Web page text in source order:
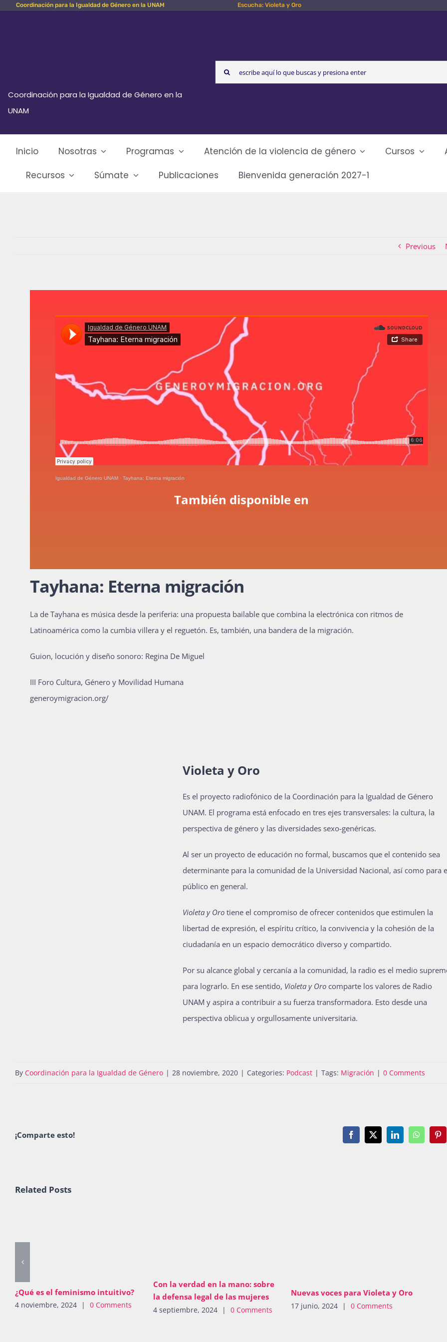
Skip Coordinación para la Igualdad de Género en la UNAM Escucha: Violeta y Oro
Coordinación para la Igualdad de Género en la
UNAM
Search
for:
Inicio Nosotras Programas Atención de la violencia de género Cursos
Recursos
Súmate Publicaciones Bienvenida generación 2027-1
Previous
Igualdad de Género UNAM· Tayhana: Eterna migración
También disponible en
Tayhana: Eterna migración
La de Tayhana es música desde la periferia: una propuesta bailable que combina la electrónica con ritmos de
Latinoamérica como la cumbia villera y el reguetón. Es, también, una bandera de la migración.
Guion, locución y diseño sonoro: Regina De Miguel
III Foro Cultura, Género y Movilidad Humana
generoymigracion.org/
Violeta y Oro
Es el proyecto radiofónico de la Coordinación para la Igualdad de Género
UNAM. El programa está enfocado en tres ejes transversales: la cultura, la
perspectiva de género y las diversidades sexo-genéricas.
Al ser un proyecto de educación no formal, buscamos que el contenido sea
determinante para la comunidad de la Universidad Nacional, así como para
público en general.
Violeta y Orotiene el compromiso de ofrecer contenidos que estimulen la
libertad de expresión, el espíritu crítico, la convivencia y la cohesión de la
ciudadanía en un espacio democrático diverso y compartido.
Por su alcance global y cercanía a la comunidad, la radio es el medio
para lograrlo. En ese sentido, Violeta y Orocomparte los valores de Radio
UNAM y aspira a contribuir a su fuerza transformadora. Esto desde una
perspectiva oblicua y orgullosamente universitaria.
By Coordinación para la Igualdad de Género | 28 noviembre, 2020 | Categories: Podcast | Tags: Migración | 0 Comments
¡Comparte esto! Facebook
X LinkedIn
Related Posts
¿Qué es el feminismo intuitivo?
4 noviembre, 2024 | 0 Comments
Con la verdad en la mano: sobre
la defensa legal de las mujeres
4 septiembre, 2024 | 0 Comments
Nuevas voces para Violeta y Oro
17 junio, 2024 | 0 Comments